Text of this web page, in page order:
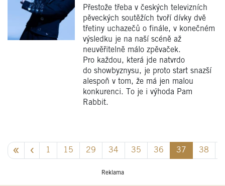
Přestože třeba v českých televizních
pěveckých soutěžích tvoří dívky dvě
třetiny uchazečů o finále, v konečném
výsledku je na naší scéně až
neuvěřitelně málo zpěvaček.
Pro každou, která jde natvrdo
do showbyznysu, je proto start snazší
alespoň v tom, že má jen malou
konkurenci. To je i výhoda Pam
Rabbit.
1 15 29 34 35 36 37 38
Reklama